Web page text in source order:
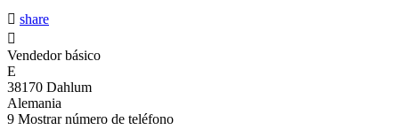
 share

Vendedor básico
E
38170 Dahlum
Alemania
9 Mostrar número de teléfono